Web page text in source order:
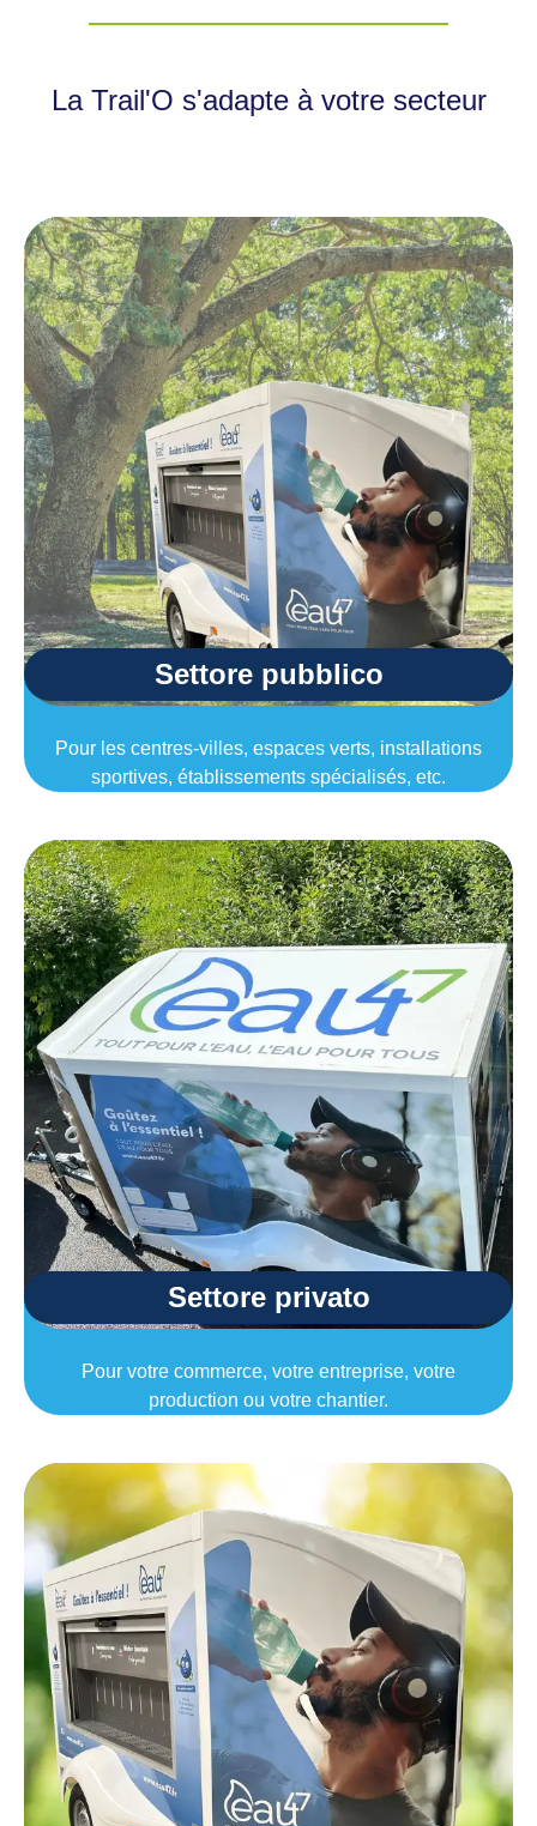
La Trail'O s'adapte à votre secteur
Settore pubblico
Pour les centres-villes, espaces verts, installations
sportives, établissements spécialisés, etc.
Settore privato
Pour votre commerce, votre entreprise, votre
production ou votre chantier.